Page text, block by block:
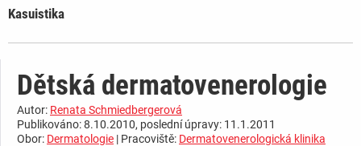
Kasuistika
Dětská dermatovenerologie
Autor: Renata Schmiedbergerová
Publikováno: 8.10.2010, poslední úpravy: 11.1.2011
Obor: Dermatologie | Pracoviště: Dermatovenerologická klinika